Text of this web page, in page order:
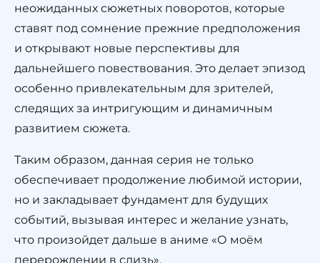
неожиданных сюжетных поворотов, которые
ставят под сомнение прежние предположения
и открывают новые перспективы для
дальнейшего повествования. Это делает эпизод
особенно привлекательным для зрителей,
следящих за интригующим и динамичным
развитием сюжета.
Таким образом, данная серия не только
обеспечивает продолжение любимой истории,
но и закладывает фундамент для будущих
событий, вызывая интерес и желание узнать,
что произойдет дальше в аниме «О моём
перерождении в слизь».